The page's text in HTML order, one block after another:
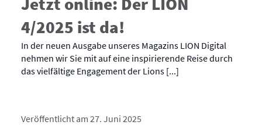
4/2025 ist da!
In der neuen Ausgabe unseres Magazins LION Digital
nehmen wir Sie mit auf eine inspirierende Reise durch
das vielfältige Engagement der Lions [...]
Veröffentlicht am 27. Juni 2025